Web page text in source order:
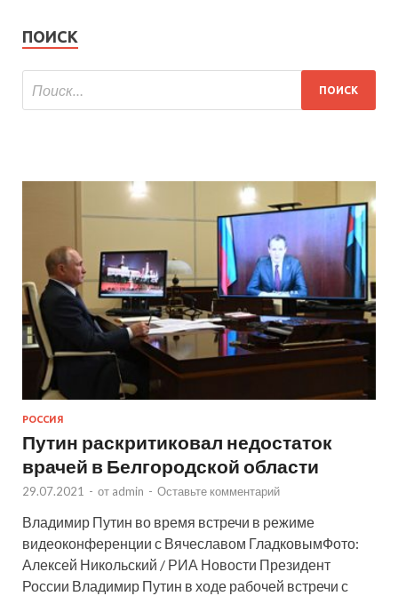
ПОИСК
РОССИЯ
Путин раскритиковал недостаток
врачей в Белгородской области
29.07.2021 - от admin - Оставьте комментарий
Владимир Путин во время встречи в режиме
видеоконференции с Вячеславом ГладковымФото:
Алексей Никольский / РИА Новости Президент
России Владимир Путин в ходе рабочей встречи с